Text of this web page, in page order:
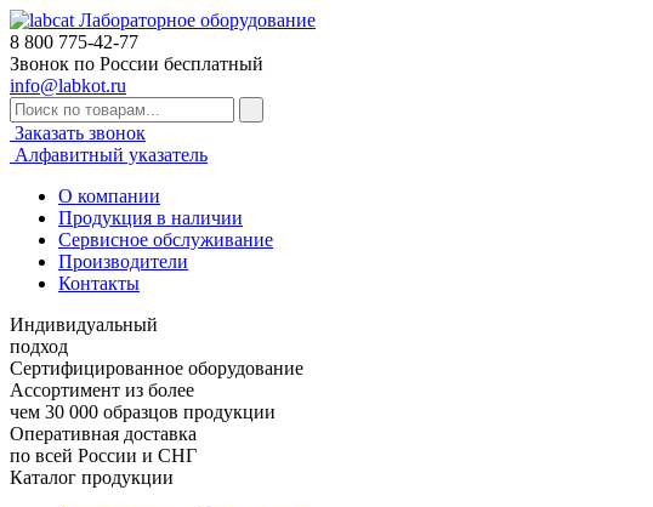
Лабораторное оборудование
8 800 775-42-77
Звонок по России бесплатный
info@labkot.ru
Заказать звонок
Алфавитный указатель
О компании
Продукция в наличии
Сервисное обслуживание
Производители
Контакты
Индивидуальный
подход
Сертифицированное оборудование
Ассортимент из более
чем 30 000 образцов продукции
Оперативная доставка
по всей России и СНГ
Каталог продукции